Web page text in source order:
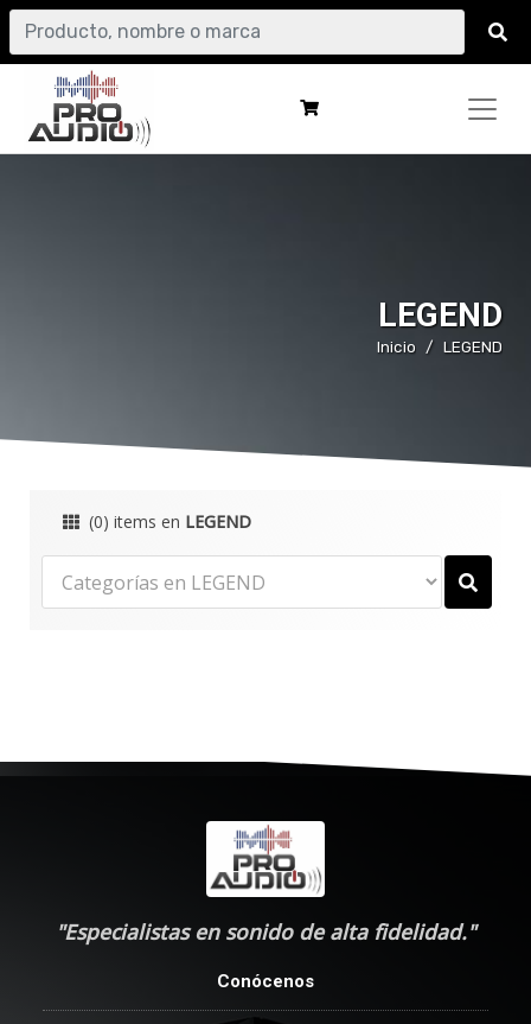
LEGEND
Inicio LEGEND
(0) items en LEGEND
"Especialistas en sonido de alta fidelidad."
Conócenos